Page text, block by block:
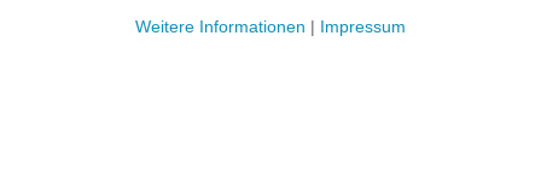
Weitere Informationen | Impressum